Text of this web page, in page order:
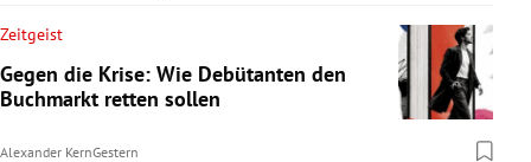
Zeitgeist
Gegen die Krise: Wie Debütanten den
Buchmarkt retten sollen
Alexander KernGestern